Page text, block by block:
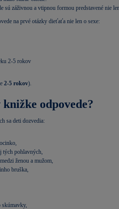
sú záživnou a vtipnou formou predstavené nie
na prvé otázky dieťaťa nie len o sexe:
2-5 rokov
2-5 rokov).
odpovede?
sa deti dozvedia:
pohlavných,
ženou a mužom,
bruška,